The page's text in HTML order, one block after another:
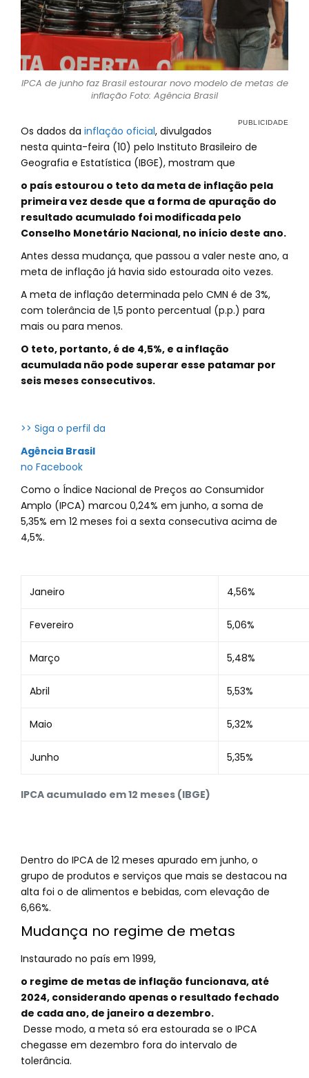
IPCA de junho faz Brasil estourar novo modelo de metas de
inflação Foto: Agência Brasil
Os dados da inflação oficial, divulgados
nesta quinta-feira (10) pelo Instituto Brasileiro de
Geografia e Estatística (IBGE), mostram que
o país estourou o teto da meta de inflação pela
primeira vez desde que a forma de apuração do
resultado acumulado foi modificada pelo
Conselho Monetário Nacional, no início deste ano.
Antes dessa mudança, que passou a valer neste ano, a
meta de inflação já havia sido estourada oito vezes.
A meta de inflação determinada pelo CMN é de 3%,
com tolerância de 1,5 ponto percentual (p.p.) para
mais ou para menos.
O teto, portanto, é de 4,5%, e a inflação
acumulada não pode superar esse patamar por
seis meses consecutivos.
>> Siga o perfil da
Agência Brasil
no Facebook
Como o Índice Nacional de Preços ao Consumidor
Amplo (IPCA) marcou 0,24% em junho, a soma de
5,35% em 12 meses foi a sexta consecutiva acima de
4,5%.
IPCA acumulado em 12 meses (IBGE)
Janeiro 4,56%
Fevereiro 5,06%
Março 5,48%
Abril 5,53%
Maio 5,32%
Junho 5,35%
Dentro do IPCA de 12 meses apurado em junho, o
grupo de produtos e serviços que mais se destacou na
alta foi o de alimentos e bebidas, com elevação de
6,66%.
Mudança no regime de metas
Instaurado no país em 1999,
o regime de metas de inflação funcionava, até
2024, considerando apenas o resultado fechado
de cada ano, de janeiro a dezembro.
Desse modo, a meta só era estourada se o IPCA
chegasse em dezembro fora do intervalo de
tolerância.